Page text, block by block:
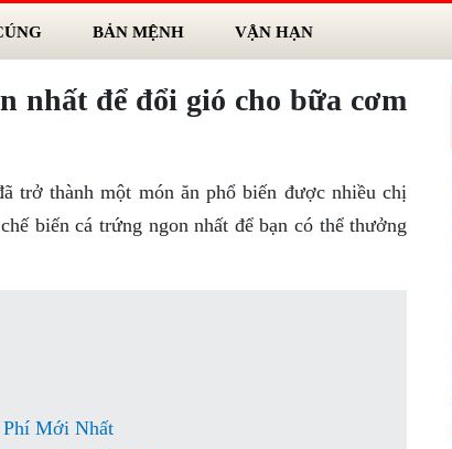
BẢN MỆNH VẬN HẠN
nhất để đổi gió cho bữa cơm
trở thành một món ăn phổ biến được nhiều chị
biến cá trứng ngon nhất để bạn có thể thưởng
Mới Nhất